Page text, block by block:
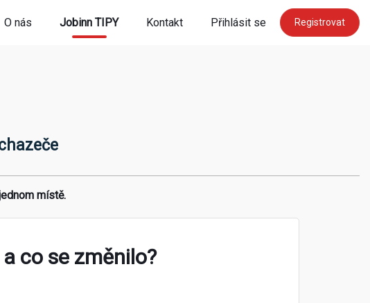
O nás Jobinn TIPY Kontakt Přihlásit se Registrovat
místě.
co se změnilo?